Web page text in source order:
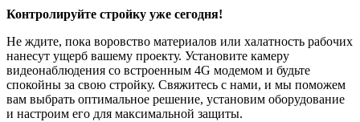
Контролируйте стройку уже сегодня!
Не ждите, пока воровство материалов или халатность рабочих
нанесут ущерб вашему проекту. Установите камеру
видеонаблюдения со встроенным 4G модемом и будьте
спокойны за свою стройку. Свяжитесь с нами, и мы поможем
вам выбрать оптимальное решение, установим оборудование
и настроим его для максимальной защиты.